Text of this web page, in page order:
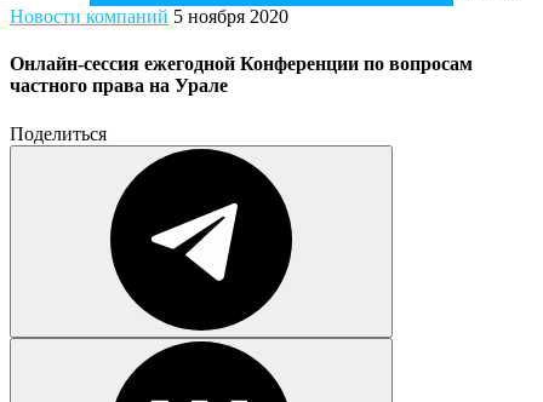
Новости компаний 5 ноября 2020
Онлайн-сессия ежегодной Конференции по вопросам
частного права на Урале
Поделиться